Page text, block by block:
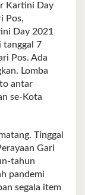
Kartini Day
Pos,
Day 2021
tanggal 7
Pos. Ada
Lomba
antar
se-Kota
Tinggal
Gari
tahun
pandemi
segala item